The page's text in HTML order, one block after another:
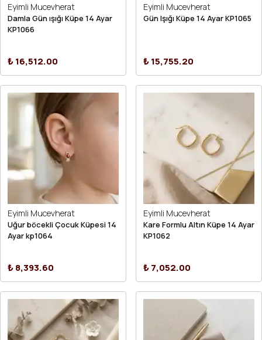
Eyimli Mucevherat
Damla Gün ışığı Küpe 14 Ayar
KP1066
₺ 16,512.00
Eyimli Mucevherat
Gün Işığı Küpe 14 Ayar KP1065
₺ 15,755.20
Eyimli Mucevherat
Uğur böcekli Çocuk Küpesi 14
Ayar kp1064
₺ 8,393.60
Eyimli Mucevherat
Kare Formlu Altın Küpe 14 Ayar
KP1062
₺ 7,052.00